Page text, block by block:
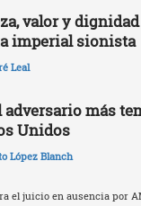
valor y
imperial sionista
Leal
adversario más
Unidos
López Blanch
el juicio en ausencia por